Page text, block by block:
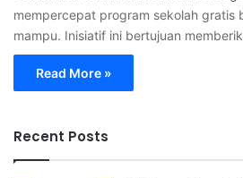
mempercepat program sekolah gratis
mampu. Inisiatif ini bertujuan
Read More »
Recent Posts